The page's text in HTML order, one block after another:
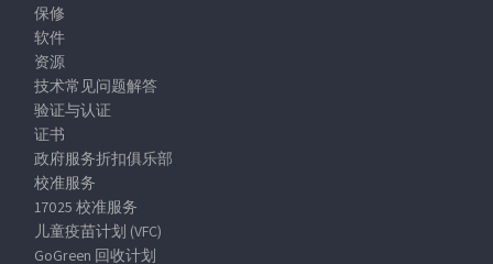
保修
软件
资源
技术常见问题解答
验证与认证
证书
政府服务折扣俱乐部
校准服务
17025 校准服务
儿童疫苗计划 (VFC)
GoGreen 回收计划